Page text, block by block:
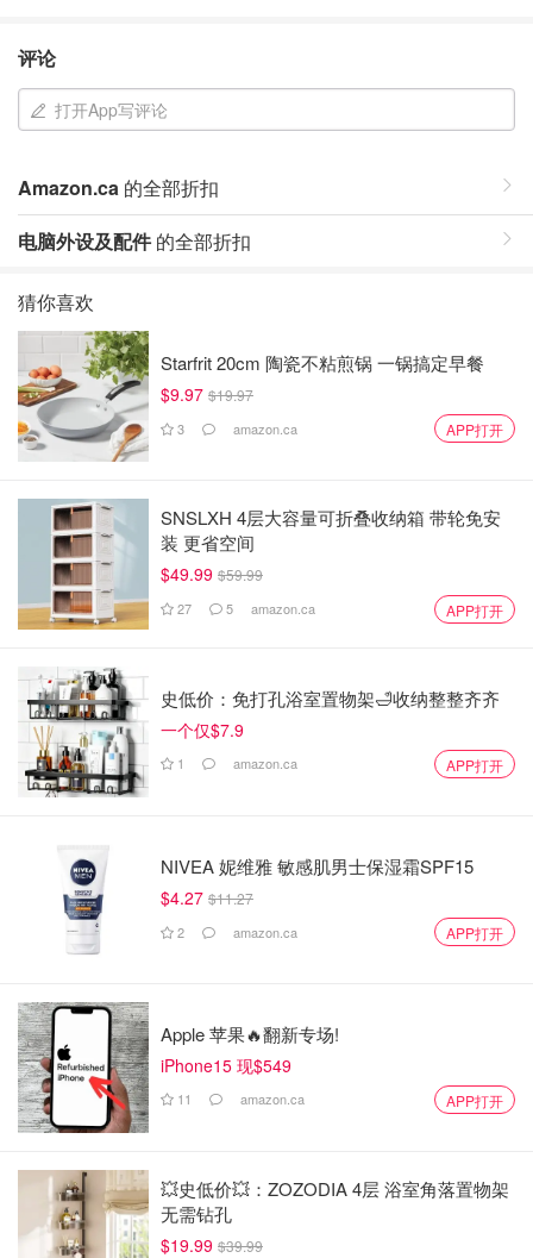
评论
打开App写评论
Amazon.ca 的全部折扣
电脑外设及配件的全部折扣
猜你喜欢
Starfrit 20cm 陶瓷不粘煎锅 一锅搞定早餐
$9.97 $19.97
3 amazon.ca APP打开
SNSLXH 4层大容量可折叠收纳箱 带轮免安
装 更省空间
$49.99 $59.99
27 5 amazon.ca APP打开
史低价：免打孔浴室置物架🛁收纳整整齐齐
一个仅$7.9
1 amazon.ca APP打开
NIVEA 妮维雅 敏感肌男士保湿霜SPF15
$4.27 $11.27
2 amazon.ca APP打开
Apple 苹果🔥翻新专场!
iPhone15 现$549
11 amazon.ca APP打开
💥史低价💥：ZOZODIA 4层 浴室角落置物架
无需钻孔
$19.99 $39.99